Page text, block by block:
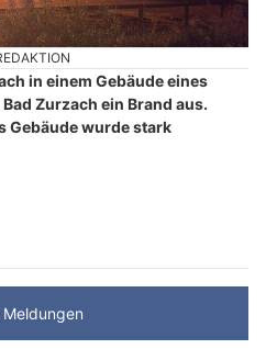
in einem Gebäude eines
Zurzach ein Brand aus.
Gebäude wurde stark
Meldungen